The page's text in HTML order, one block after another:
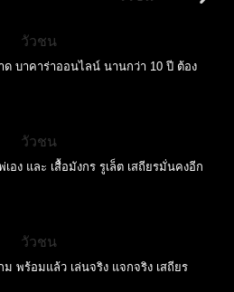
ด บาคาร่าออนไลน์ นานกว่า 10 ปี ต้อง
อง และ เสื้อมังกร รูเล็ต เสถียรมั่นคงอีก
พร้อมแล้ว เล่นจริง แจกจริง เสถียร